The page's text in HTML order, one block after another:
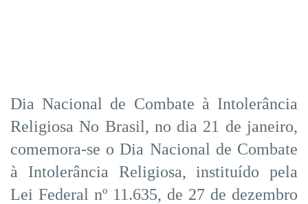
Dia Nacional de Combate à Intolerância
Religiosa No Brasil, no dia 21 de janeiro,
comemora-se o Dia Nacional de Combate
à Intolerância Religiosa, instituído pela
Lei Federal nº 11.635, de 27 de dezembro